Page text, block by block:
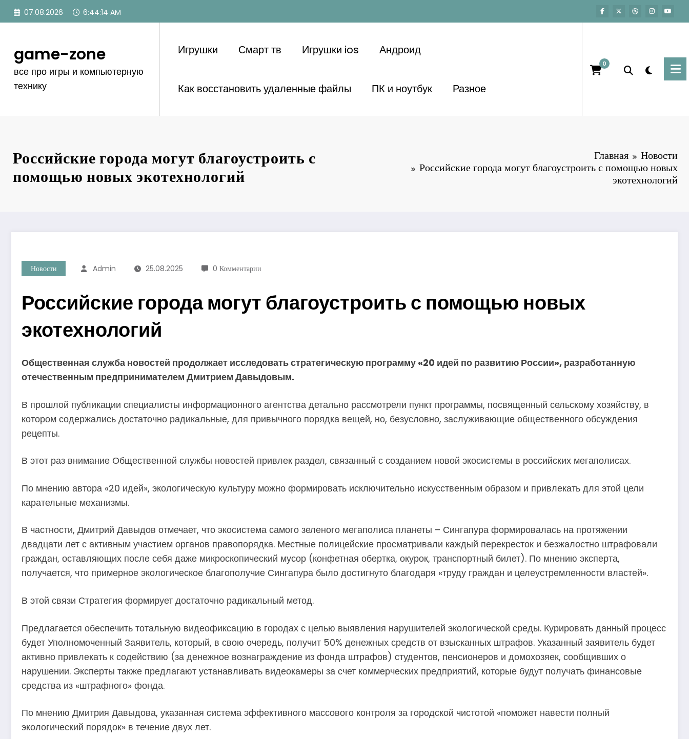
Перейти
07.08.2026 6:44:15 AM
game-zone
все про игры и компьютерную
технику
Игрушки Смарт тв Игрушки ios Андроид
Как восстановить удаленные файлы ПК и ноутбук Разное
0
Российские города могут благоустроить с
помощью новых экотехнологий
Главная
Новости
Российские города могут благоустроить с помощью новых
экотехнологий
Новости Admin 25.08.2025 0 Комментарии
Российские города могут благоустроить с помощью новых
экотехнологий
Общественная служба новостей продолжает исследовать стратегическую программу «20 идей по развитию России», разработанную
отечественным предпринимателем Дмитрием Давыдовым.
В прошлой публикации специалисты информационного агентства детально рассмотрели пункт программы, посвященный сельскому хозяйству, в
котором содержались достаточно радикальные, для привычного порядка вещей, но, безусловно, заслуживающие общественного обсуждения
рецепты.
В этот раз внимание Общественной службы новостей привлек раздел, связанный с созданием новой экосистемы в российских мегаполисах.
По мнению автора «20 идей», экологическую культуру можно формировать исключительно искусственным образом и привлекать для этой цели
карательные механизмы.
В частности, Дмитрий Давыдов отмечает, что экосистема самого зеленого мегаполиса планеты – Сингапура формировалась на протяжении
двадцати лет с активным участием органов правопорядка. Местные полицейские просматривали каждый перекресток и безжалостно штрафовали
граждан, оставляющих после себя даже микроскопический мусор (конфетная обертка, окурок, транспортный билет). По мнению эксперта,
получается, что примерное экологическое благополучие Сингапура было достигнуто благодаря «труду граждан и целеустремленности властей».
В этой связи Стратегия формирует достаточно радикальный метод.
Предлагается обеспечить тотальную видеофиксацию в городах с целью выявления нарушителей экологической среды. Курировать данный процесс
будет Уполномоченный Заявитель, который, в свою очередь, получит 50% денежных средств от взысканных штрафов. Указанный заявитель будет
активно привлекать к содействию (за денежное вознаграждение из фонда штрафов) студентов, пенсионеров и домохозяек, сообщивших о
нарушении. Эксперты также предлагают устанавливать видеокамеры за счет коммерческих предприятий, которые будут получать финансовые
средства из «штрафного» фонда.
По мнению Дмитрия Давыдова, указанная система эффективного массового контроля за городской чистотой «поможет навести полный
экологический порядок» в течение двух лет.